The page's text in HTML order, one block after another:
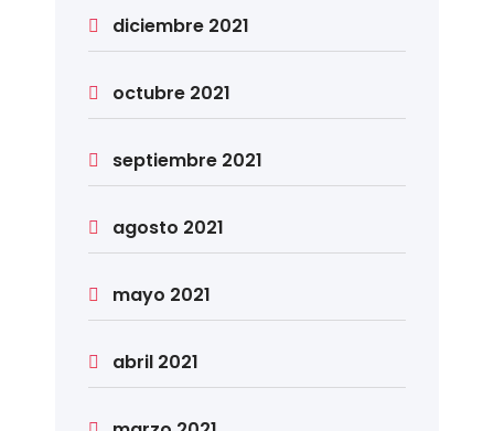
diciembre 2021
octubre 2021
septiembre 2021
agosto 2021
mayo 2021
abril 2021